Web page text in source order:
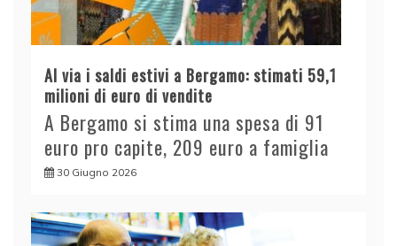
Al via i saldi estivi a Bergamo: stimati 59,1
milioni di euro di vendite
A Bergamo si stima una spesa di 91
euro pro capite, 209 euro a famiglia
30 Giugno 2026